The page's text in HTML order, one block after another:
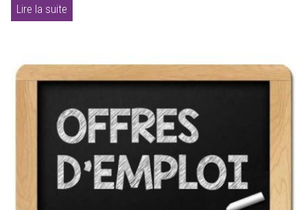
Lire la suite